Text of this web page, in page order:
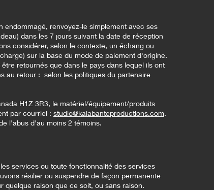
endommagé, renvoyez-le simplement avec ses
dans les 7 jours suivant la date de réception
considérer, selon le contexte, un échang ou
sur la base du mode de paiement d'origine.
retournés que dans le pays dans lequel ils ont
au retour : selon les politiques du partenaire
H1Z 3R3, le matériel/équipement/produits
par courriel : studio@kalabanteproductions.com.
l'abus d'au moins 2 témoins.
services ou toute fonctionnalité des services
résilier ou suspendre de façon permanente
quelque raison que ce soit, ou sans raison.